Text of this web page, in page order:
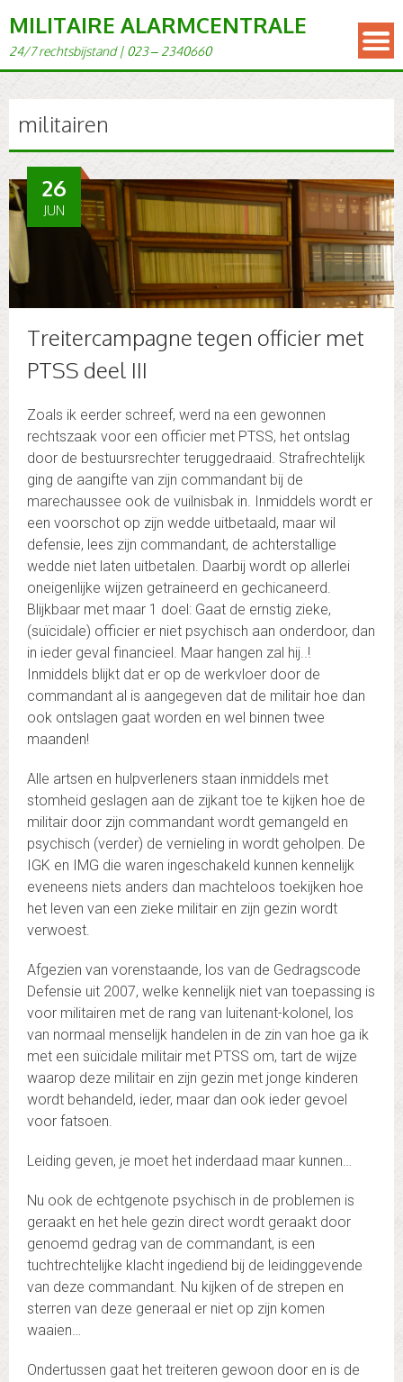
MILITAIRE ALARMCENTRALE
24/7 rechts­bi­j­s­tand | 023 – 2340660
militairen
Treitercampagne tegen officier met
PTSS deel III
26
JUN
Zoals ik eerder schreef, werd na een gewonnen
rechtszaak voor een officier met PTSS, het ontslag
door de bestuursrechter teruggedraaid. Strafrechtelijk
ging de aangifte van zijn commandant bij de
marechaussee ook de vuilnisbak in. Inmiddels wordt er
een voorschot op zijn wedde uitbetaald, maar wil
defensie, lees zijn commandant, de achterstallige
wedde niet laten uitbetalen. Daarbij wordt op allerlei
oneigenlijke wijzen getraineerd en gechicaneerd.
Blijkbaar met maar 1 doel: Gaat de ernstig zieke,
(suïcidale) officier er niet psychisch aan onderdoor, dan
in ieder geval financieel. Maar hangen zal hij..!
Inmiddels blijkt dat er op de werkvloer door de
commandant al is aangegeven dat de militair hoe dan
ook ontslagen gaat worden en wel binnen twee
maanden!
Alle artsen en hulpverleners staan inmiddels met
stomheid geslagen aan de zijkant toe te kijken hoe de
militair door zijn commandant wordt gemangeld en
psychisch (verder) de vernieling in wordt geholpen. De
IGK en IMG die waren ingeschakeld kunnen kennelijk
eveneens niets anders dan machteloos toekijken hoe
het leven van een zieke militair en zijn gezin wordt
verwoest.
Afgezien van vorenstaande, los van de Gedragscode
Defensie uit 2007, welke kennelijk niet van toepassing is
voor militairen met de rang van luitenant-kolonel, los
van normaal menselijk handelen in de zin van hoe ga ik
met een suïcidale militair met PTSS om, tart de wijze
waarop deze militair en zijn gezin met jonge kinderen
wordt behandeld, ieder, maar dan ook ieder gevoel
voor fatsoen.
Leiding geven, je moet het inderdaad maar kunnen…
Nu ook de echtgenote psychisch in de problemen is
geraakt en het hele gezin direct wordt geraakt door
genoemd gedrag van de commandant, is een
tuchtrechtelijke klacht ingediend bij de leidinggevende
van deze commandant. Nu kijken of de strepen en
sterren van deze generaal er niet op zijn komen
waaien…
Ondertussen gaat het treiteren gewoon door en is de